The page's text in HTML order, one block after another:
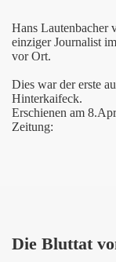
Hans Lautenbacher
einziger Journalist
vor Ort.
Dies war der erste
Hinterkaifeck.
Erschienen am
Zeitung:
Die Bluttat